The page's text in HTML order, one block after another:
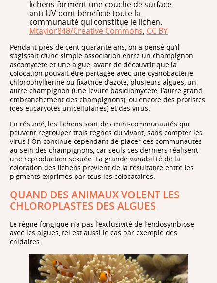
lichens forment une couche de surface
anti-UV dont bénéficie toute la
communauté qui constitue le lichen.
Mtaylor848/Creative Commons, CC BY
Pendant près de cent quarante ans, on a pensé qu’il
s’agissait d’une simple association entre un champignon
ascomycète et une algue, avant de découvrir que la
colocation pouvait être partagée avec une cyanobactérie
chlorophyllienne ou fixatrice d’azote, plusieurs algues, un
autre champignon (une levure basidiomycète, l’autre grand
embranchement des champignons), ou encore des protistes
(des eucaryotes unicellulaires) et des virus.
En résumé, les lichens sont des mini-communautés qui
peuvent regrouper trois règnes du vivant, sans compter les
virus ! On continue cependant de placer ces communautés
au sein des champignons, car seuls ces derniers réalisent
une reproduction sexuée. La grande variabilité de la
coloration des lichens provient de la résultante entre les
pigments exprimés par tous les colocataires.
QUAND DES ANIMAUX VOLENT LES
CHLOROPLASTES DES ALGUES
Le règne fongique n’a pas l’exclusivité de l’endosymbiose
avec les algues, tel est aussi le cas par exemple des
cnidaires.